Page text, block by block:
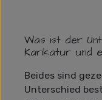
Was ist der
Karikatur und
Beides sind
Unterschied